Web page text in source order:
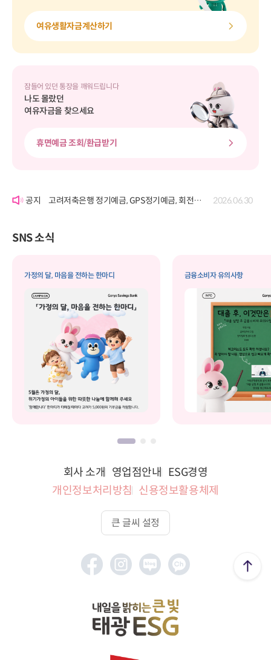
여유생활자금계산하기
잠들어 있던 통장을 깨워드립니다
나도 몰랐던
여유자금을 찾으세요
휴면예금 조회/환급받기
고려저축은행 정기예금, GPS정기예금, 회전정기예금, GPS회전정기예금, 자유적립예금, 퇴직연금정기예금, 보고파플러스 파킹통장(기업포함)의 금리 변경 공시
2026.06.30
SNS 소식
가정의 달, 마음을 전하는 한마디 금융소비자 유의사항
회사 소개 영업점안내 ESG경영
개인정보처리방침 신용정보활용체제
큰 글씨 설정